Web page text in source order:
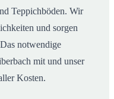
Teppichböden. Wir
und sorgen
notwendige
mit und unser
Kosten.